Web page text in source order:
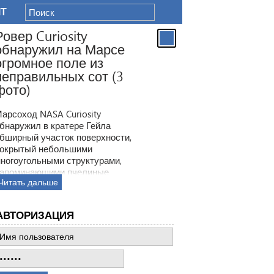
Curiosity
на Марсе
поле из
сот (3
NASA Curiosity
в кратере Гейла
участок поверхности,
небольшими
структурами,
пчелиные
Ранее ровер находил
все предыдущее такие
дальше